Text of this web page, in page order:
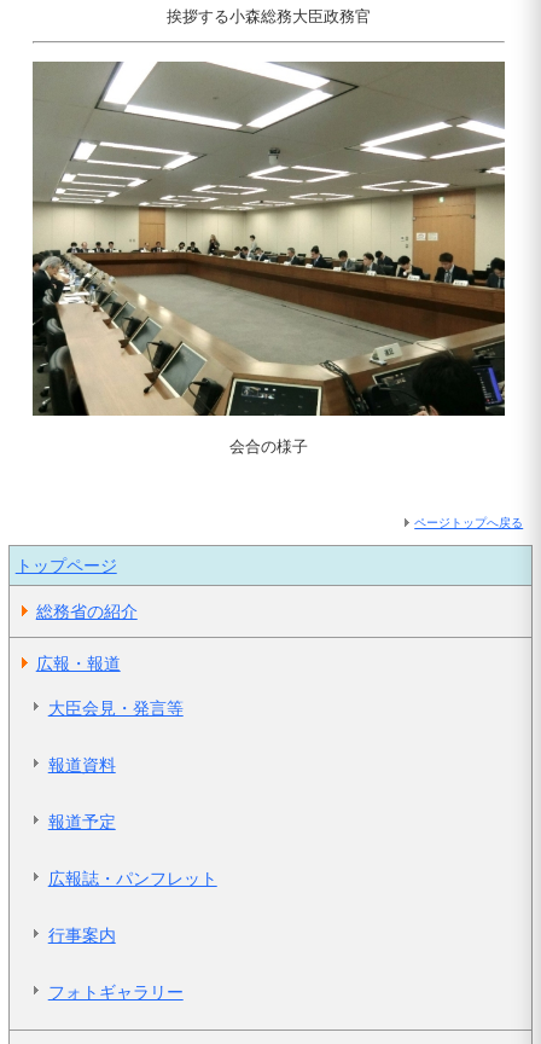
挨拶する小森総務大臣政務官
会合の様子
ページトップへ戻る
トップページ
総務省の紹介
広報・報道
大臣会見・発言等
報道資料
報道予定
広報誌・パンフレット
行事案内
フォトギャラリー